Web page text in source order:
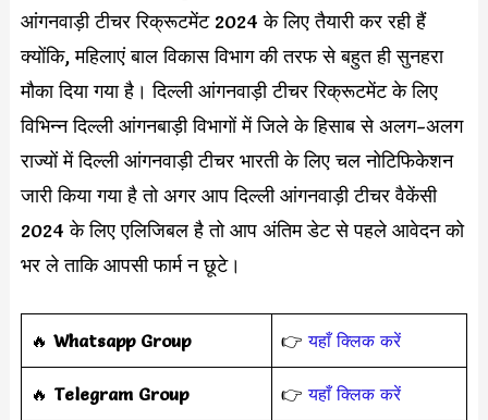
आंगनवाड़ी टीचर रिक्रूटमेंट 2024 के लिए तैयारी कर रही हैं
क्योंकि, महिलाएं बाल विकास विभाग की तरफ से बहुत ही सुनहरा
मौका दिया गया है। दिल्ली आंगनवाड़ी टीचर रिक्रूटमेंट के लिए
विभिन्न दिल्ली आंगनबाड़ी विभागों में जिले के हिसाब से अलग-अलग
राज्यों में दिल्ली आंगनवाड़ी टीचर भारती के लिए चल नोटिफिकेशन
जारी किया गया है तो अगर आप दिल्ली आंगनवाड़ी टीचर वैकेंसी
2024 के लिए एलिजिबल है तो आप अंतिम डेट से पहले आवेदन को
भर ले ताकि आपसी फार्म न छूटे।
🔥 Whatsapp Group 👉यहाँ क्लिक करें
‎️‍🔥 Telegram Group 👉यहाँ क्लिक करें